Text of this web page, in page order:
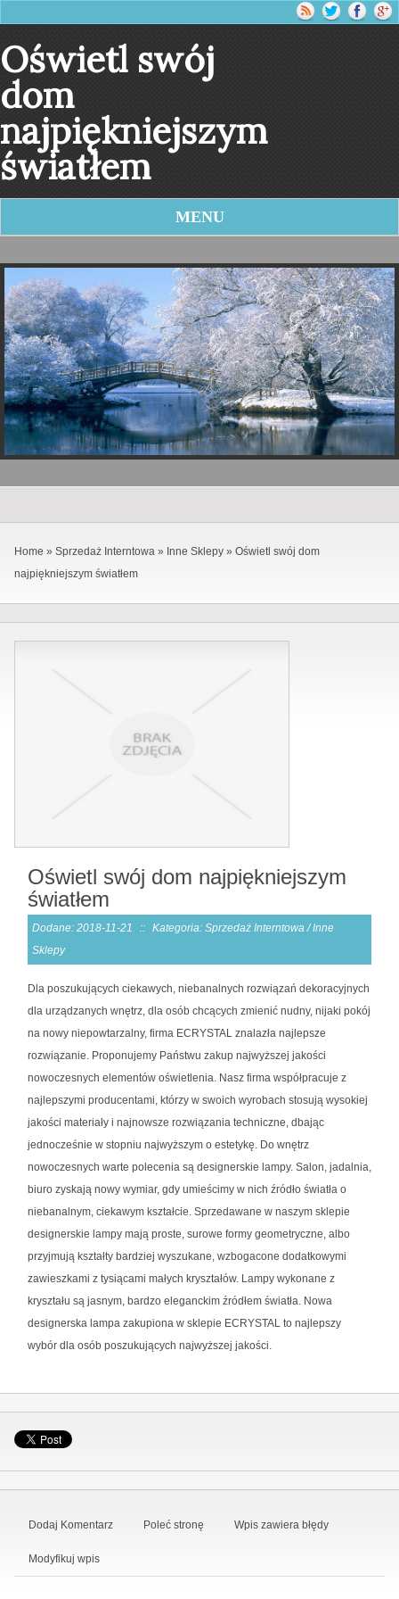
Oświetl swój
dom
najpiękniejszym
światłem
MENU
Home » Sprzedaż Interntowa » Inne Sklepy » Oświetl swój dom
najpiękniejszym światłem
Oświetl swój dom najpiękniejszym
światłem
Dodane: 2018-11-21 :: Kategoria: Sprzedaż Interntowa / Inne
Sklepy
Dla poszukujących ciekawych, niebanalnych rozwiązań dekoracyjnych
dla urządzanych wnętrz, dla osób chcących zmienić nudny, nijaki pokój
na nowy niepowtarzalny, firma ECRYSTAL znalazła najlepsze
rozwiązanie. Proponujemy Państwu zakup najwyższej jakości
nowoczesnych elementów oświetlenia. Nasz firma współpracuje z
najlepszymi producentami, którzy w swoich wyrobach stosują wysokiej
jakości materiały i najnowsze rozwiązania techniczne, dbając
jednocześnie w stopniu najwyższym o estetykę. Do wnętrz
nowoczesnych warte polecenia są designerskie lampy. Salon, jadalnia,
biuro zyskają nowy wymiar, gdy umieścimy w nich źródło światła o
niebanalnym, ciekawym kształcie. Sprzedawane w naszym sklepie
designerskie lampy mają proste, surowe formy geometryczne, albo
przyjmują kształty bardziej wyszukane, wzbogacone dodatkowymi
zawieszkami z tysiącami małych kryształów. Lampy wykonane z
kryształu są jasnym, bardzo eleganckim źródłem światła. Nowa
designerska lampa zakupiona w sklepie ECRYSTAL to najlepszy
wybór dla osób poszukujących najwyższej jakości.
Dodaj Komentarz Poleć stronę Wpis zawiera błędy
Modyfikuj wpis